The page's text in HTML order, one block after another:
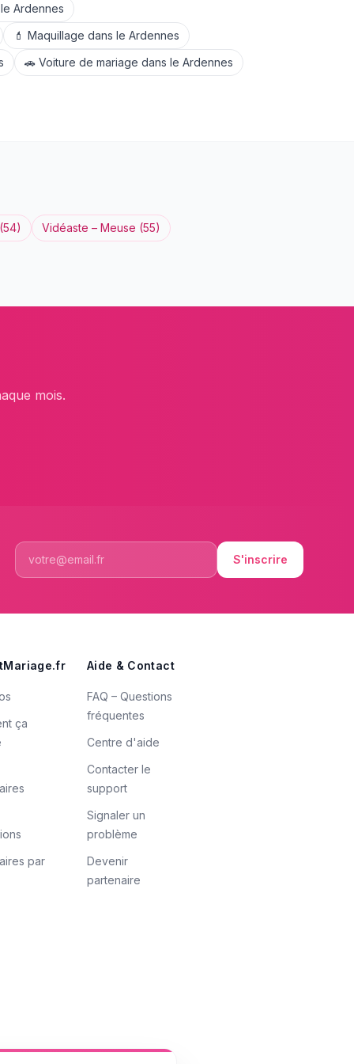
Ardennes
💄 Maquillage dans le Ardennes
🚗 Voiture de mariage dans le Ardennes
54) Vidéaste – Meuse (55)
mois.
S'inscrire
ça
par
Aide & Contact
FAQ – Questions
fréquentes
Centre d'aide
Contacter le
support
Signaler un
problème
Devenir
partenaire